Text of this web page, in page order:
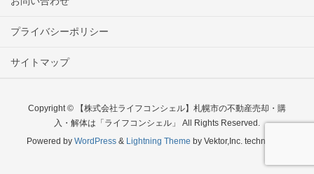
プライバシーポリシー
サイトマップ
Copyright © 【株式会社ライフコンシェル】札幌市の不動産売却・購
入・解体は「ライフコンシェル」 All Rights Reserved.
Powered by WordPress& Lightning Theme by Vektor,Inc. technology.